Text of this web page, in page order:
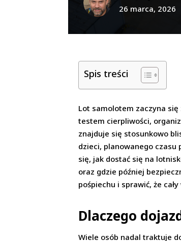
26 marca, 2026
Spis treści
Lot samolotem zaczyna
testem cierpliwości,
znajduje się stosunkowo
dzieci, planowanego czasu
się, jak dostać się na
oraz gdzie później
pośpiechu i sprawić, że
Dlaczego
Wiele osób nadal traktuje